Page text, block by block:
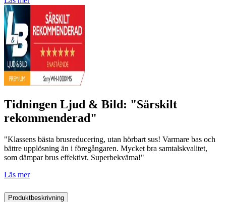
Tidningen Ljud & Bild: "Särskilt
rekommenderad"
"Klassens bästa brusreducering, utan hörbart sus! Varmare bas och
bättre upplösning än i föregångaren. Mycket bra samtalskvalitet,
som dämpar brus effektivt. Superbekväma!"
Läs mer
Produktbeskrivning